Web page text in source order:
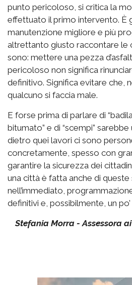
punto pericoloso, si critica la
effettuato il primo intervento. È
manutenzione migliore e più
altrettanto giusto raccontare le
sono: mettere una pezza
pericoloso non significa
definitivo. Significa evitare che,
qualcuno si faccia male.
E forse prima di parlare di
bitumato” e di “scempi”
dietro quei lavori ci sono
concretamente, spesso con
garantire la sicurezza dei
una città è fatta anche di
nell’immediato,
definitivi e, possibilmente, un
Stefania Morra - Assessora